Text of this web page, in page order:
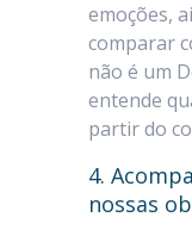
emoções,
comparar
não é um
entende
partir do
4.
nossas